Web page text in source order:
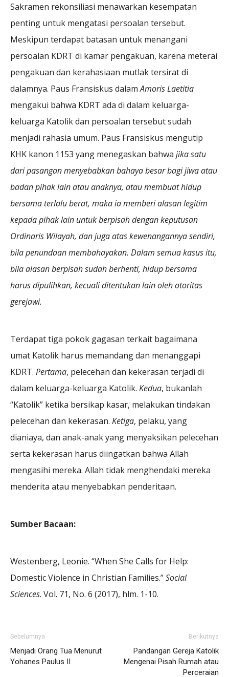
Sakramen rekonsiliasi menawarkan kesempatan
penting untuk mengatasi persoalan tersebut.
Meskipun terdapat batasan untuk menangani
persoalan KDRT di kamar pengakuan, karena meterai
pengakuan dan kerahasiaan mutlak tersirat di
dalamnya. Paus Fransiskus dalamAmoris Laetitia
mengakui bahwa KDRT ada di dalam keluarga-
keluarga Katolik dan persoalan tersebut sudah
menjadi rahasia umum. Paus Fransiskus mengutip
KHK kanon 1153 yang menegaskan bahwa jika satu
dari pasangan menyebabkan bahaya besar bagi jiwa atau
badan pihak lain atau anaknya, atau membuat hidup
bersama terlalu berat, maka ia memberi alasan legitim
kepada pihak lain untuk berpisah dengan keputusan
Ordinaris Wilayah, dan juga atas kewenangannya sendiri,
bila penundaan membahayakan. Dalam semua kasus itu,
bila alasan berpisah sudah berhenti, hidup bersama
harus dipulihkan, kecuali ditentukan lain oleh otoritas
gerejawi.
Terdapat tiga pokok gagasan terkait bagaimana
umat Katolik harus memandang dan menanggapi
KDRT. Pertama, pelecehan dan kekerasan terjadi di
dalam keluarga-keluarga Katolik. Kedua, bukanlah
“Katolik” ketika bersikap kasar, melakukan tindakan
pelecehan dan kekerasan. Ketiga, pelaku, yang
dianiaya, dan anak-anak yang menyaksikan pelecehan
serta kekerasan harus diingatkan bahwa Allah
mengasihi mereka. Allah tidak menghendaki mereka
menderita atau menyebabkan penderitaan.
Sumber Bacaan:
Westenberg, Leonie. “When She Calls for Help:
Domestic Violence in Christian Families.”Social
Sciences. Vol. 71, No. 6 (2017), hlm. 1-10.
Sebelumnya
Menjadi Orang Tua Menurut
Yohanes Paulus II
Berikutnya
Pandangan Gereja Katolik
Mengenai Pisah Rumah atau
Perceraian